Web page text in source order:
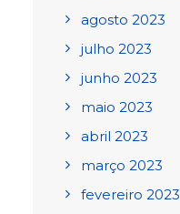
agosto 2023
julho 2023
junho 2023
maio 2023
abril 2023
março 2023
fevereiro 2023